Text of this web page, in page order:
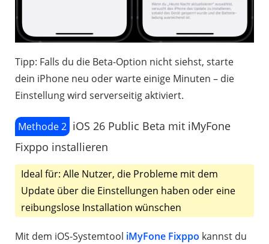
Tipp: Falls du die Beta-Option nicht siehst, starte
dein iPhone neu oder warte einige Minuten – die
Einstellung wird serverseitig aktiviert.
Methode 2 iOS 26 Public Beta mit iMyFone
Fixppo installieren
Ideal für: Alle Nutzer, die Probleme mit dem
Update über die Einstellungen haben oder eine
reibungslose Installation wünschen
Mit dem iOS-Systemtool iMyFone Fixppo kannst du